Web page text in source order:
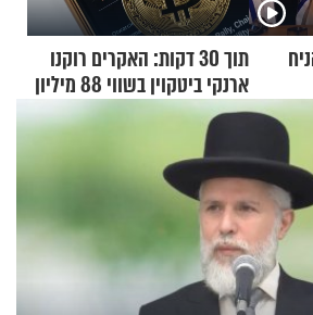
תוך 30 דקות: האקרים רוקנו
ארנקי ביטקוין בשווי 88 מיליון
דולר